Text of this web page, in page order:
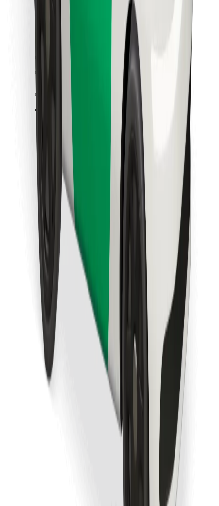
Consigue un viaje en minutos
Descargar la app de Bolt
Encuentra tu comida favorita
Descargar la app de Bolt Food